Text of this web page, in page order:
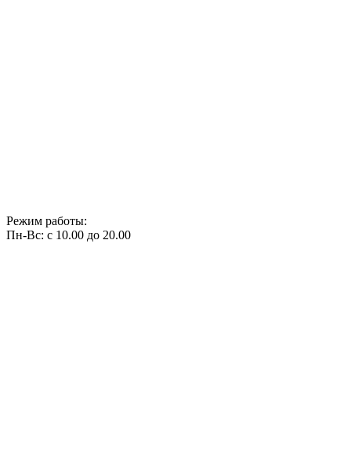
Режим работы:
Пн-Вс: с 10.00 до 20.00